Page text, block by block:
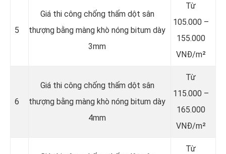
5
Giá thi công chống thấm dột sân
thượng bằng màng khò nóng bitum dày
3mm
Từ
105.000 –
155.000
VNĐ/m²
6
Giá thi công chống thấm dột sân
thượng bằng màng khò nóng bitum dày
4mm
Từ
115.000 –
165.000
VNĐ/m²
Từ